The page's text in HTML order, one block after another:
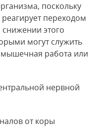
поскольку
переходом
этого
могут служить
работа или
нервной
от коры